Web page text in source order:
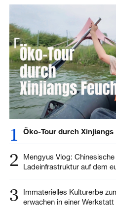
1 Öko-Tour durch
2
Mengyus Vlog:
Ladeinfrastruktur auf dem
3
Immaterielles Kulturerbe
erwachen in einer